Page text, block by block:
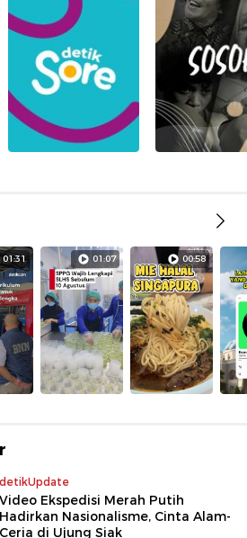
01:31 01:07 00:58
detikUpdate
Video Ekspedisi Merah Putih
Hadirkan Nasionalisme, Cinta Alam-
Ceria di Ujung Siak